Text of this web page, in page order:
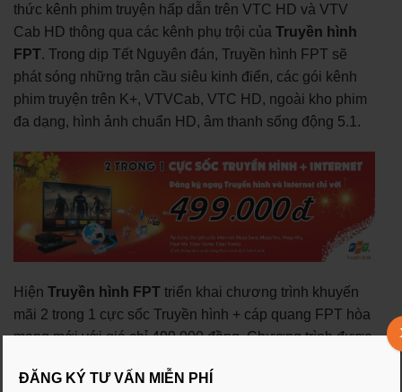
thức kênh phim truyện hấp dẫn trên VTC HD và VTV
Cab HD thông qua các kênh phụ trội của Truyền hình
FPT. Trong dịp Tết Nguyên đán, Truyền hình FPT sẽ
phát sóng những trận cầu siêu kinh điển, các gói kênh
phim truyện trên K+, VTVCab, VTC HD, ngoài kho phim
đa dạng, hình ảnh chuẩn HD, âm thanh sống động 5.1.
Hiện Truyền hình FPT triển khai chương trình khuyến
mãi 2 trong 1 cực sốc Truyền hình + cáp quang FPT hòa
mạng mới với giá chỉ 499.000 đồng. Chương trình được
ĐĂNG KÝ TƯ VẤN MIỄN PHÍ